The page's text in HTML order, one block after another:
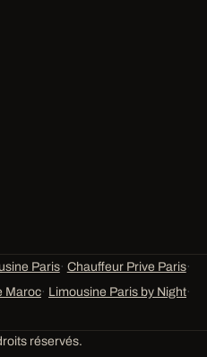
Paris· Chauffeur Prive Paris·
Maroc· Limousine Paris by Night·
réservés.